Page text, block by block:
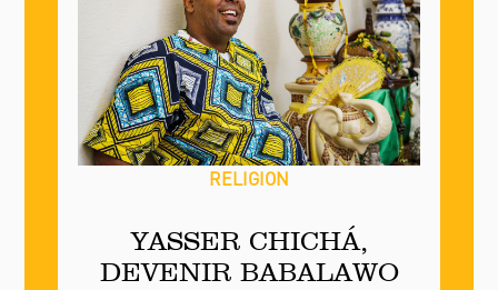
RELIGION
YASSER CHICHÁ,
DEVENIR BABALAWO